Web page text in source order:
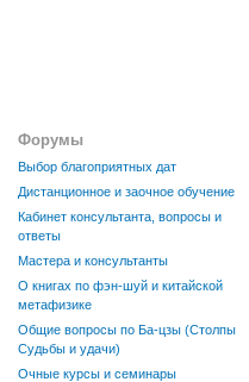
Форумы
Выбор благоприятных дат
Дистанционное и заочное обучение
Кабинет консультанта, вопросы и
ответы
Мастера и консультанты
О книгах по фэн-шуй и китайской
метафизике
Общие вопросы по Ба-цзы (Столпы
Судьбы и удачи)
Очные курсы и семинары